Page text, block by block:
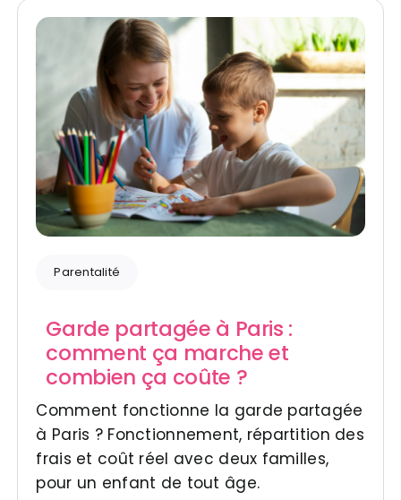
Parentalité
Garde partagée à Paris :
comment ça marche et
combien ça coûte ?
Comment fonctionne la garde partagée
à Paris ? Fonctionnement, répartition des
frais et coût réel avec deux familles,
pour un enfant de tout âge.